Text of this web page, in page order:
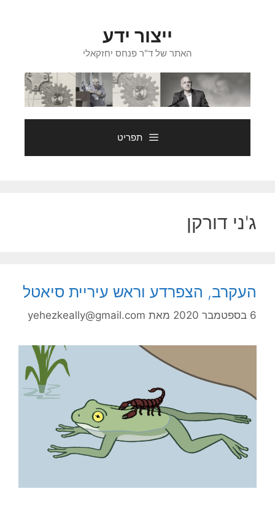
ייצור ידע
האתר של ד"ר פנחס יחזקאלי
תפריט
ג'ני דורקן
העקרב, הצפרדע וראש עיריית סיאטל
6 בספטמבר 2020 מאת yehezkeally@gmail.com